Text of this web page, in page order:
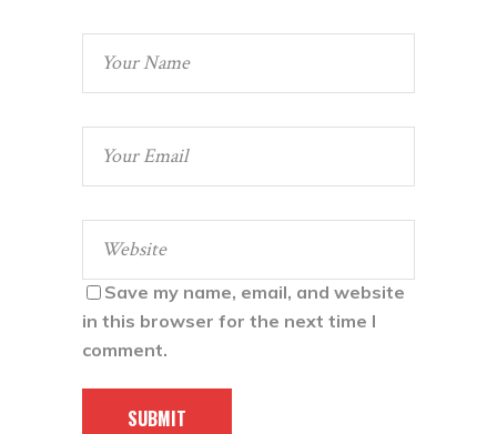
Save my name, email, and website
in this browser for the next time I
comment.
SUBMIT